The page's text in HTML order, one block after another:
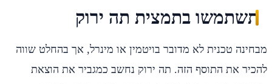
תשתמשו בתמצית תה ירוק
מבחינה טכנית לא מדובר בויטמין או מינרל, אך בהחלט שווה
להכיר את התוסף הזה. תה ירוק נחשב כמגביר את הוצאת